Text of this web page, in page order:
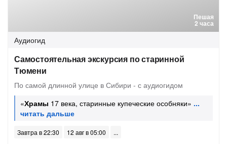
Пешая
2 часа
Аудиогид
Самостоятельная экскурсия по старинной
Тюмени
По самой длинной улице в Сибири - с аудиогидом
«Храмы 17 века, старинные купеческие особняки»
Завтра в 22:30 12 авг в 05:00